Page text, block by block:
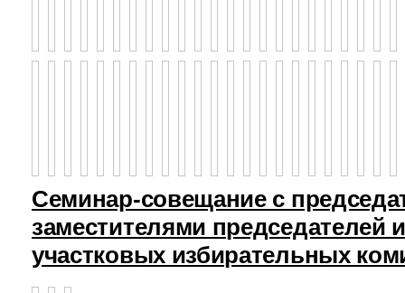
Семинар-совещание с
заместителями председателей
участковых избирательных